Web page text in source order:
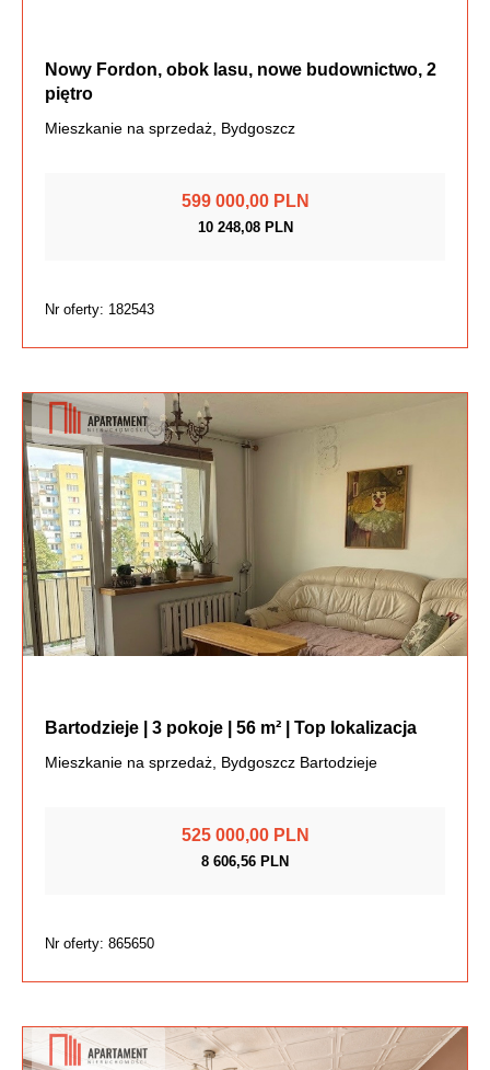
Nowy Fordon, obok lasu, nowe budownictwo, 2
piętro
Mieszkanie na sprzedaż, Bydgoszcz
599 000,00 PLN
10 248,08 PLN
Nr oferty: 182543
Bartodzieje | 3 pokoje | 56 m² | Top lokalizacja
Mieszkanie na sprzedaż, Bydgoszcz Bartodzieje
525 000,00 PLN
8 606,56 PLN
Nr oferty: 865650